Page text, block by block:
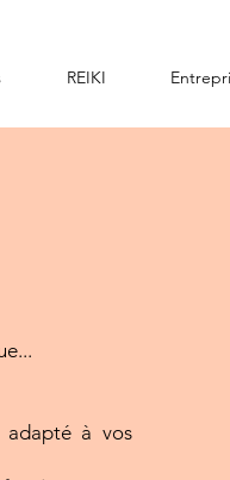
REIKI
adapté à vos